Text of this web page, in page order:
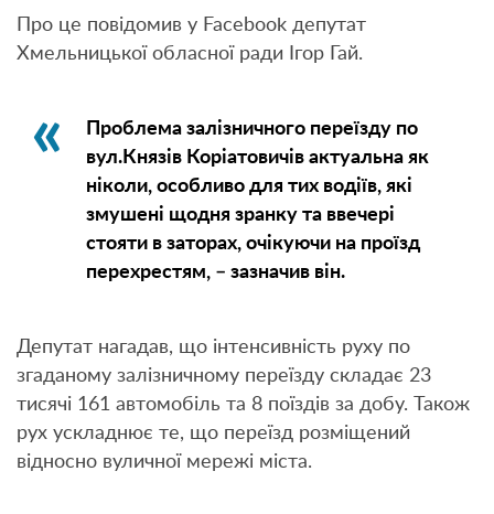
Про це повідомив у Facebook депутат
Хмельницької обласної ради Ігор Гай.
Проблема залізничного переїзду по
вул.Князів Коріатовичів актуальна як
ніколи, особливо для тих водіїв, які
змушені щодня зранку та ввечері
стояти в заторах, очікуючи на проїзд
перехрестям, – зазначив він.
Депутат нагадав, що інтенсивність руху по
згаданому залізничному переїзду складає 23
тисячі 161 автомобіль та 8 поїздів за добу. Також
рух ускладнює те, що переїзд розміщений
відносно вуличної мережі міста.